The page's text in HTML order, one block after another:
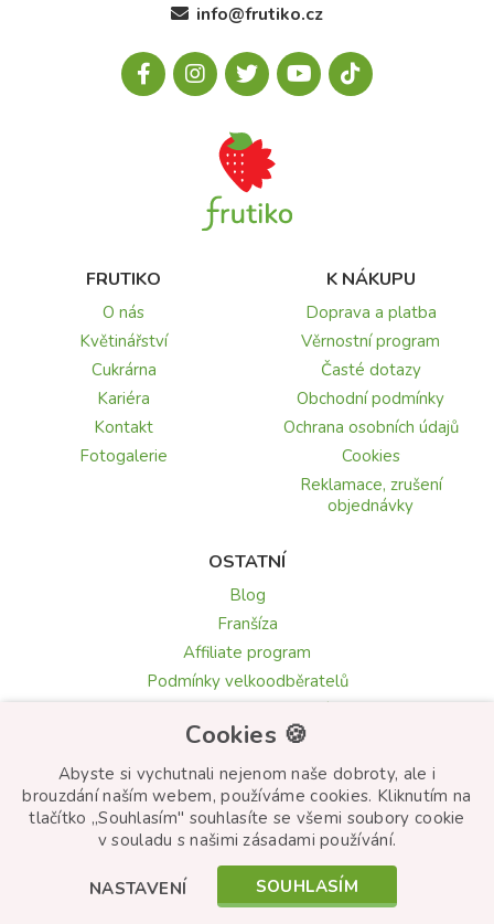
info@frutiko.cz
FRUTIKO
O nás
Květinářství
Cukrárna
Kariéra
Kontakt
Fotogalerie
K NÁKUPU
Doprava a platba
Věrnostní program
Časté dotazy
Obchodní podmínky
Ochrana osobních údajů
Cookies
Reklamace, zrušení
objednávky
OSTATNÍ
Blog
Franšíza
Affiliate program
Podmínky velkoodběratelů
Recenze a hodnocení
Texty blahopřání
Květomluva: symbolika květin
© Frutiko.cz 2026
STARTUJEME WEBY
Cookies 🍪
Abyste si vychutnali nejenom naše dobroty, ale i
brouzdání naším webem, používáme cookies. Kliknutím na
tlačítko „Souhlasím" souhlasíte se všemi soubory cookie
v souladu s našimi zásadami používání.
SOUHLASÍM
NASTAVENÍ